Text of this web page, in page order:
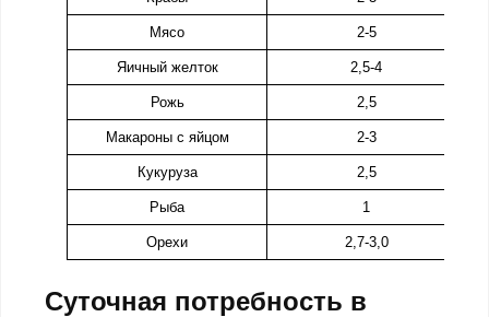
Мясо 2-5
Яичный желток 2,5-4
Рожь 2,5
Макароны с яйцом 2-3
Кукуруза 2,5
Рыба 1
Орехи 2,7-3,0
Суточная потребность в